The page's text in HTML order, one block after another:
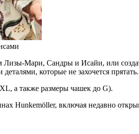
Лизы-Мари, Сандры и Исайи, или
которые не захочется прятать.
а также размеры чашек до G).
Hunkemöller, включая недавно